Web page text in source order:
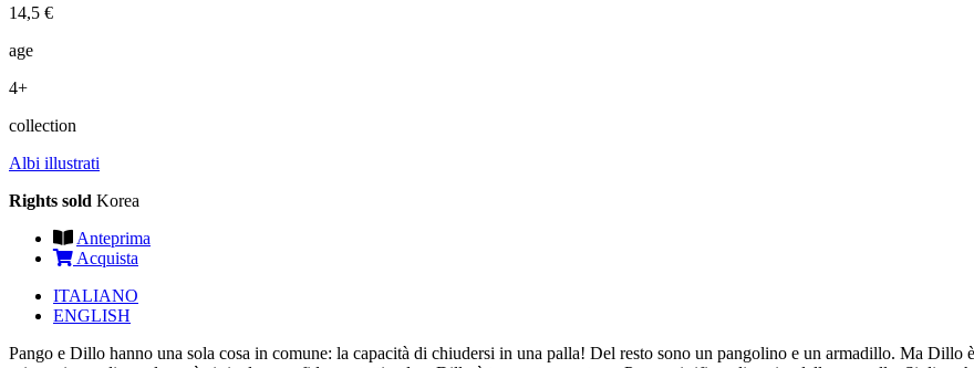
14,5 €
age
4+
collection
Albi illustrati
Rights sold Korea
Anteprima
Acquista
ITALIANO
ENGLISH
Pango e Dillo hanno una sola cosa in comune: la capacità di chiudersi in una palla! Del resto sono un pangolino e un armadillo. Ma Dillo